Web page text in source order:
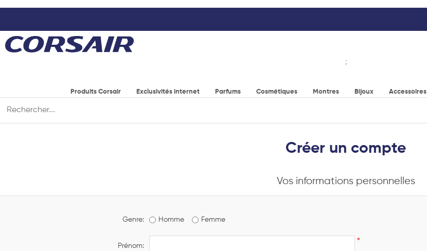
;
Produits Corsair Exclusivités internet Parfums Cosmétiques Montres Bijoux Accessoires
Créer un compte
Vos informations personnelles
Genre: Homme Femme
Prénom: *